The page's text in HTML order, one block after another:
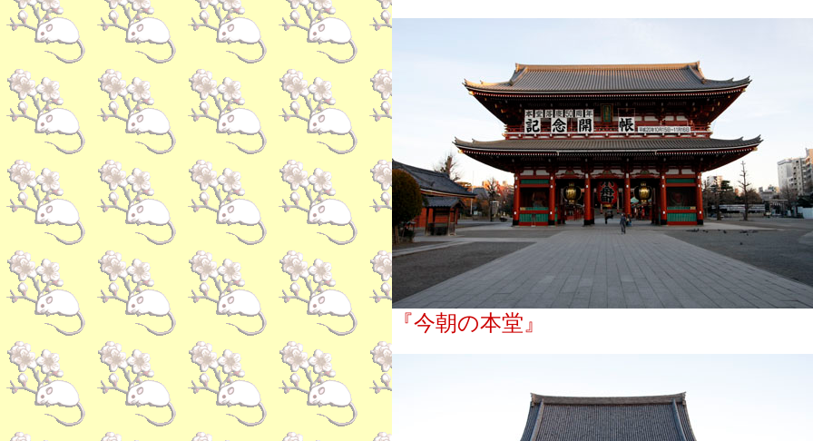
『今朝の本堂』